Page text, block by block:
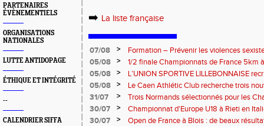
PARTENAIRES
ÉVÈNEMENTIELS
ORGANISATIONS
NATIONALES
LUTTE ANTIDOPAGE
ÉTHIQUE ET INTÉGRITÉ
--
CALENDRIER SIFFA
➡️ La liste française
07/08 >
Formation – Prévenir les violences
: le 26 septembre 2026
05/08 >
1/2 finale Championnats de France 5km
13 septembre 2026 : les informations
05/08 >
L’UNION SPORTIVE LILLEBONNAISE
rentrée 2026
05/08 >
Le Caen Athlétic Club recherche trois
civique à compter de septembre 2026
31/07 >
Trois Normands sélectionnés pour les
Eugene !
30/07 >
Championnat d'Europe U18 à Rieti en
normands
30/07 >
Open de France à Blois : de beaux